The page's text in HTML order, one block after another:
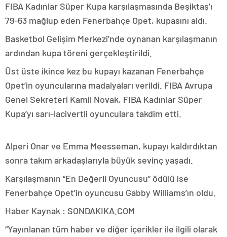
FIBA Kadınlar Süper Kupa karşılaşmasında Beşiktaş’ı
79-63 mağlup eden Fenerbahçe Opet, kupasını aldı.
Basketbol Gelişim Merkezi’nde oynanan karşılaşmanın
ardından kupa töreni gerçekleştirildi.
Üst üste ikince kez bu kupayı kazanan Fenerbahçe
Opet’in oyuncularına madalyaları verildi. FIBA Avrupa
Genel Sekreteri Kamil Novak, FIBA Kadınlar Süper
Kupa’yı sarı-lacivertli oyunculara takdim etti.
Alperi Onar ve Emma Meesseman, kupayı kaldırdıktan
sonra takım arkadaşlarıyla büyük sevinç yaşadı.
Karşılaşmanın “En Değerli Oyuncusu” ödülü ise
Fenerbahçe Opet’in oyuncusu Gabby Williams’ın oldu.
Haber Kaynak : SONDAKIKA.COM
“Yayınlanan tüm haber ve diğer içerikler ile ilgili olarak